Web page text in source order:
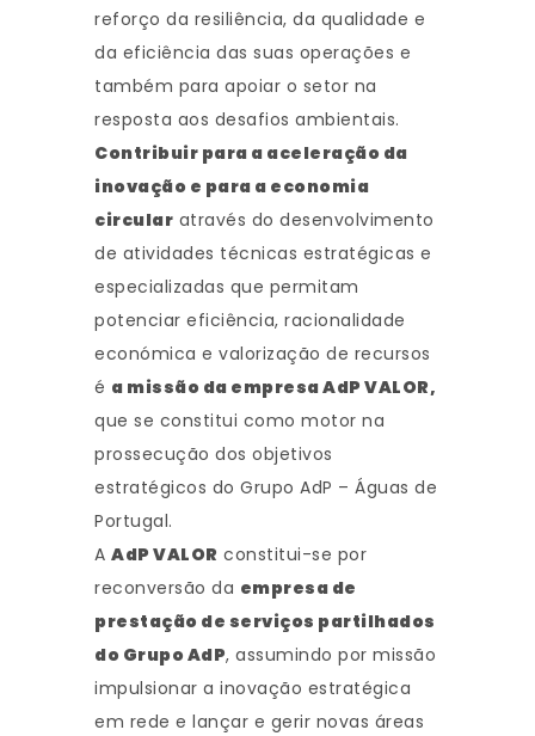
reforço da resiliência, da qualidade e
da eficiência das suas operações e
também para apoiar o setor na
resposta aos desafios ambientais.
Contribuir para a aceleração da
inovação e para a economia
circular através do desenvolvimento
de atividades técnicas estratégicas e
especializadas que permitam
potenciar eficiência, racionalidade
económica e valorização de recursos
é a missão da empresa AdP VALOR,
que se constitui como motor na
prossecução dos objetivos
estratégicos do Grupo AdP – Águas de
Portugal.
A AdP VALOR constitui-se por
reconversão da empresa de
prestação de serviços partilhados
do Grupo AdP, assumindo por missão
impulsionar a inovação estratégica
em rede e lançar e gerir novas áreas